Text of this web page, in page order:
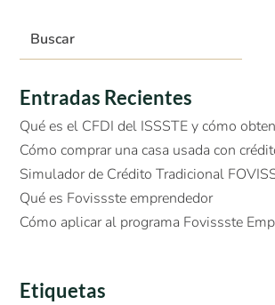
Entradas Recientes
Qué es el CFDI del ISSSTE y cómo
Cómo comprar una casa usada con
Simulador de Crédito Tradicional
Qué es Fovissste emprendedor
Cómo aplicar al programa Fovissste
Etiquetas